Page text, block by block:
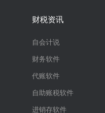
财税资讯
自会计说
财务软件
代账软件
自助账税软件
进销存软件